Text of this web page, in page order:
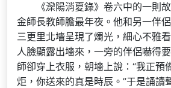
《灤陽消夏錄》卷六中的一則
金師長教師膽最年夜。他和另一伴
三更里北墻呈現了燭光，細心不雅
人臉顯露出墻來，一旁的伴侶嚇得
師卻穿上衣服，朝墻上說：“我正預
炬，你送來的真是時辰。”于是誦讀